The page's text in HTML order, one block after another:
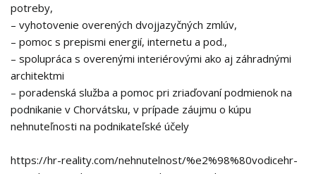
potreby,
– vyhotovenie overených dvojjazyčných zmlúv,
– pomoc s prepismi energií, internetu a pod.,
– spolupráca s overenými interiérovými ako aj záhradnými
architektmi
– poradenská služba a pomoc pri zriaďovaní podmienok na
podnikanie v Chorvátsku, v prípade záujmu o kúpu
nehnuteľnosti na podnikateľské účely
https://hr-reality.com/nehnutelnost/%e2%98%80vodicehr-